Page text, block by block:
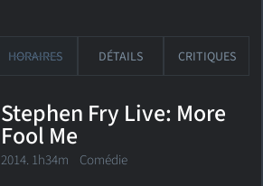
HORAIRES DÉTAILS CRITIQUES
Stephen Fry Live: More
Fool Me
2014. 1h34m Comédie